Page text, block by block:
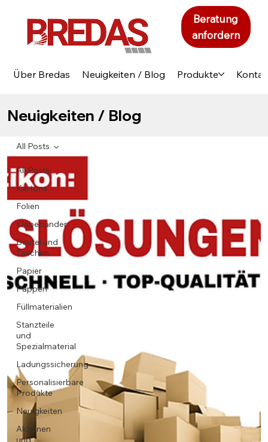
Über Bredas Neuigkeiten / Blog Produkte
Beratung
anfordern
Neuigkeiten / Blog
All Posts
Kartons
Folien
Klebebänder
Beutel und
Taschen
Papier
Pappen
Füllmaterialien
Stanzteile
und
Spezialmaterial
Ladungssicherung
Personalisierbare
Produkte
Neuigkeiten
Aktionen
All Posts